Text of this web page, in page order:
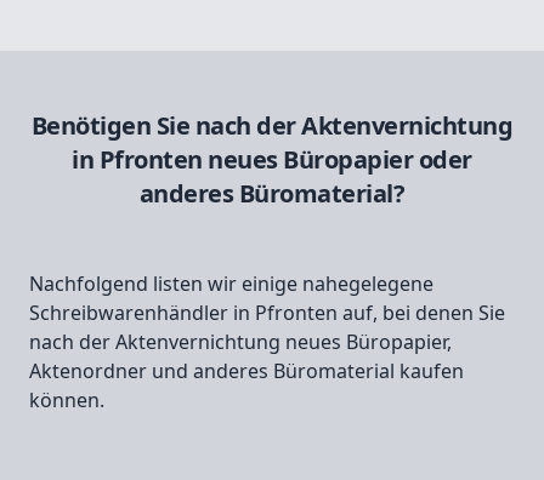
Benötigen Sie nach der Aktenvernichtung
in Pfronten neues Büropapier oder
anderes Büromaterial?
Nachfolgend listen wir einige nahegelegene
Schreibwarenhändler in Pfronten auf, bei denen Sie
nach der Aktenvernichtung neues Büropapier,
Aktenordner und anderes Büromaterial kaufen
können.